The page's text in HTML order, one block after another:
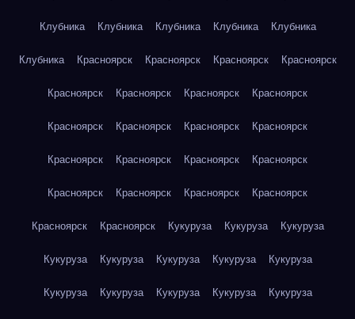
Клубника Клубника Клубника Клубника Клубника
Клубника Красноярск Красноярск Красноярск Красноярск
Красноярск Красноярск Красноярск Красноярск
Красноярск Красноярск Красноярск Красноярск
Красноярск Красноярск Красноярск Красноярск
Красноярск Красноярск Красноярск Красноярск
Красноярск Красноярск Кукуруза Кукуруза Кукуруза
Кукуруза Кукуруза Кукуруза Кукуруза Кукуруза
Кукуруза Кукуруза Кукуруза Кукуруза Кукуруза